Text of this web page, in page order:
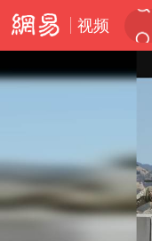
视频